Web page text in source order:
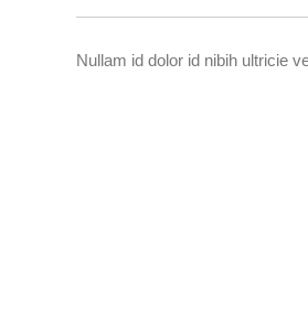
Nullam id dolor id nibih ultricie